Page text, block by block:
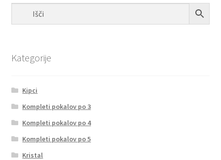
Kategorije
Kipci
Kompleti pokalov po 3
Kompleti pokalov po 4
Kompleti pokalov po 5
Kristal